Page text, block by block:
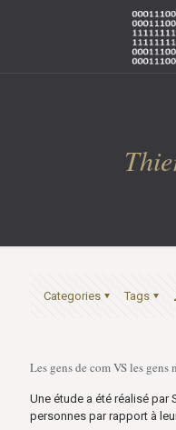
Categories Tags
Les gens de com VS les gens
Une étude a été réalisé par
personnes par rapport à